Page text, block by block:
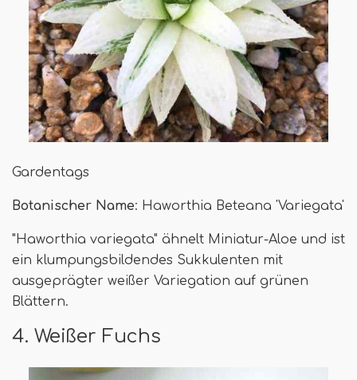
Gardentags
Botanischer Name: Haworthia Beteana 'Variegata'
"Haworthia variegata" ähnelt Miniatur-Aloe und ist
ein klumpungsbildendes Sukkulenten mit
ausgeprägter weißer Variegation auf grünen
Blättern.
4. Weißer Fuchs